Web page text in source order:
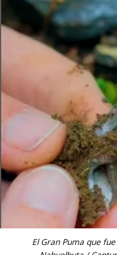
El Gran Puma que